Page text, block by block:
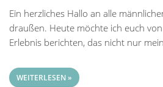
Ein herzliches Hallo an alle
draußen. Heute möchte ich euch
Erlebnis berichten, das nicht nur
WEITERLESEN »